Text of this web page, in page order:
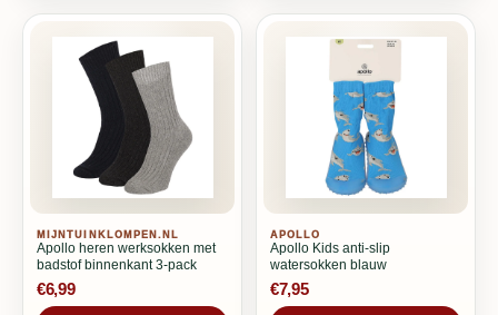
MIJNTUINKLOMPEN.NL
Apollo heren werksokken met
badstof binnenkant 3-pack
€6,99
APOLLO
Apollo Kids anti-slip
watersokken blauw
€7,95